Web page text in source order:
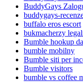
BuddyGays
buddygays-
buffalo eros escort
bukmacherzy
Bumble hookup
bumble mobilny
Bumble siti per
Bumble visitors
bumble vs coffee